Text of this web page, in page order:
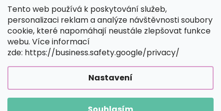
Tento web používá k poskytování služeb,
personalizaci reklam a analýze návštěvnosti soubory
cookie, které napomáhají neustále zlepšovat funkce
webu. Více informací
zde: https://business.safety.google/privacy/
Nastavení
Velká Británie
Rakousko
SPOLEHLIVÉ MOŽNOSTI DOPRAVY
BEZPEČNÉ MOŽNOSTI PLATBY
Vymalujsisam.cz. Všechna práva vyhrazena.